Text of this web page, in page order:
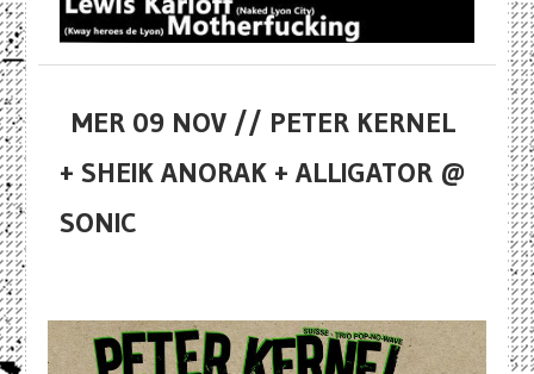
MER 09 NOV // PETER KERNEL
+ SHEIK ANORAK + ALLIGATOR @
SONIC